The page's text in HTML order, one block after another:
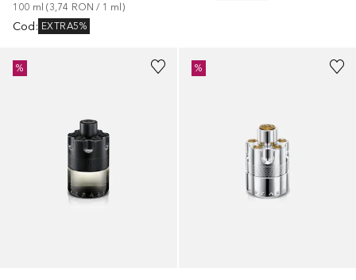
100 ml (3,74 RON / 1 ml)
Cod : EXTRA5%
% %